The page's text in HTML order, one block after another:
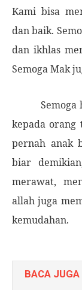
Kami bisa
dan baik.
dan ikhlas
Semoga Mak
kepada orang
pernah anak
biar
merawat,
allah juga
kemudahan.
BACA JUGA